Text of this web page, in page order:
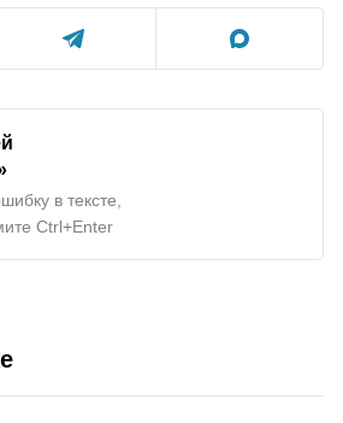
в тексте,
Ctrl+Enter